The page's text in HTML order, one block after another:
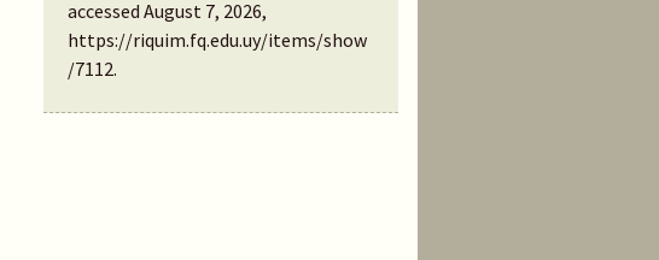
accessed August 7, 2026,
https://riquim.fq.edu.uy/items/show
/7112.